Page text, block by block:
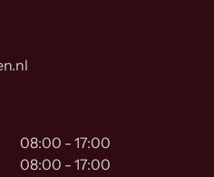
08:00 - 17:00
08:00 - 17:00